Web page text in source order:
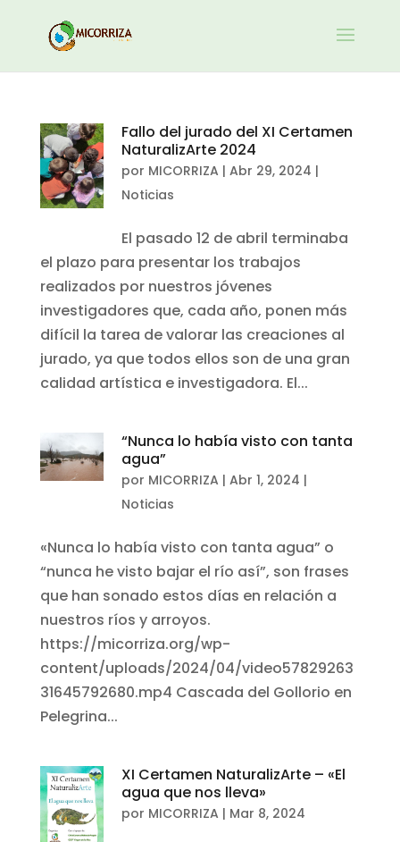
Fallo del jurado del XI Certamen
NaturalizArte 2024
por MICORRIZA |Abr 29, 2024 |
Noticias
El pasado 12 de abril terminaba
el plazo para presentar los trabajos
realizados por nuestros jóvenes
investigadores que, cada año, ponen más
difícil la tarea de valorar las creaciones al
jurado, ya que todos ellos son de una gran
calidad artística e investigadora. El...
“Nunca lo había visto con tanta
agua”
por MICORRIZA |Abr 1, 2024 |
Noticias
«Nunca lo había visto con tanta agua” o
“nunca he visto bajar el río así”, son frases
que han sonado estos días en relación a
nuestros ríos y arroyos.
https://micorriza.org/wp-
content/uploads/2024/04/video57829263
31645792680.mp4 Cascada del Gollorio en
Pelegrina...
XI Certamen NaturalizArte – «El
agua que nos lleva»
por MICORRIZA | Mar 8, 2024